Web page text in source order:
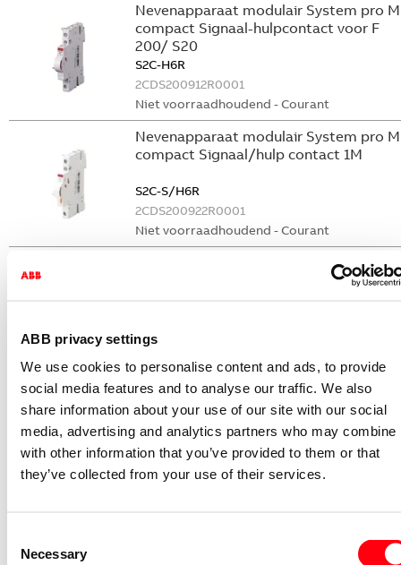
ABB privacy settings
We use cookies to personalise content and ads, to provide
social media features and to analyse our traffic. We also
share information about your use of our site with our social
media, advertising and analytics partners who may combine
with other information that you’ve provided to them or that
they’ve collected from your use of their services.
Selection
Necessary
Nevenapparaat modulair System pro M
compact Signaal-hulpcontact voor F
200/ S20
S2C-H6R
2CDS200912R0001
Niet voorraadhoudend - Courant
Nevenapparaat modulair System pro M
compact Signaal/hulp contact 1M
S2C-S/H6R
2CDS200922R0001
Niet voorraadhoudend - Courant
Nevenapparaat modulair System pro M
2CDS200946R0001
Nevenapparaat modulair System pro M
compact Hulpcontact 1M+1V
2CDS200936R0001
Niet voorraadhoudend - Courant